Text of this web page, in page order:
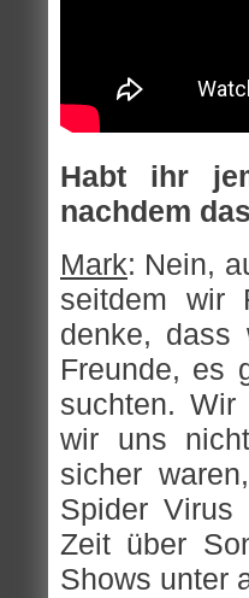
Habt ihr
nachdem
Mark: Nein,
seitdem wir
denke,
Freunde, es
suchten. Wir
wir uns
sicher
Spider Virus
Zeit über
Shows unter